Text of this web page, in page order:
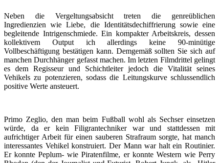
Neben die Vergeltungsabsicht treten die genreüblichen
Ingredienzien wie Liebe, die Identitätsdechiffrierung sowie eine
begleitende Intrigenschmiede. Ein kompakter Arbeitskreis, dessen
kollektivem Output ich allerdings keine 90-minütige
Vollbeschäftigung bestätigen kann. Demgemäß sollten Sie sich auf
manchen Durchhänger gefasst machen. Im letzten Filmdrittel gelingt
es dem Regisseur und Schichtleiter jedoch die Vitalität seines
Vehikels zu potenzieren, sodass die Leitungskurve schlussendlich
positive Werte ansteuert.
Primo Zeglio, den man beim Fußball wohl als Sechser einsetzen
würde, da er kein Filigrantechniker war und stattdessen mit
aufrichtiger Arbeit für einen sauberen Strafraum sorgte, hat manch
interessantes Vehikel konstruiert. Der Mann war halt ein Routinier.
Er konnte Peplum- wie Piratenfilme, er konnte Western wie Perry